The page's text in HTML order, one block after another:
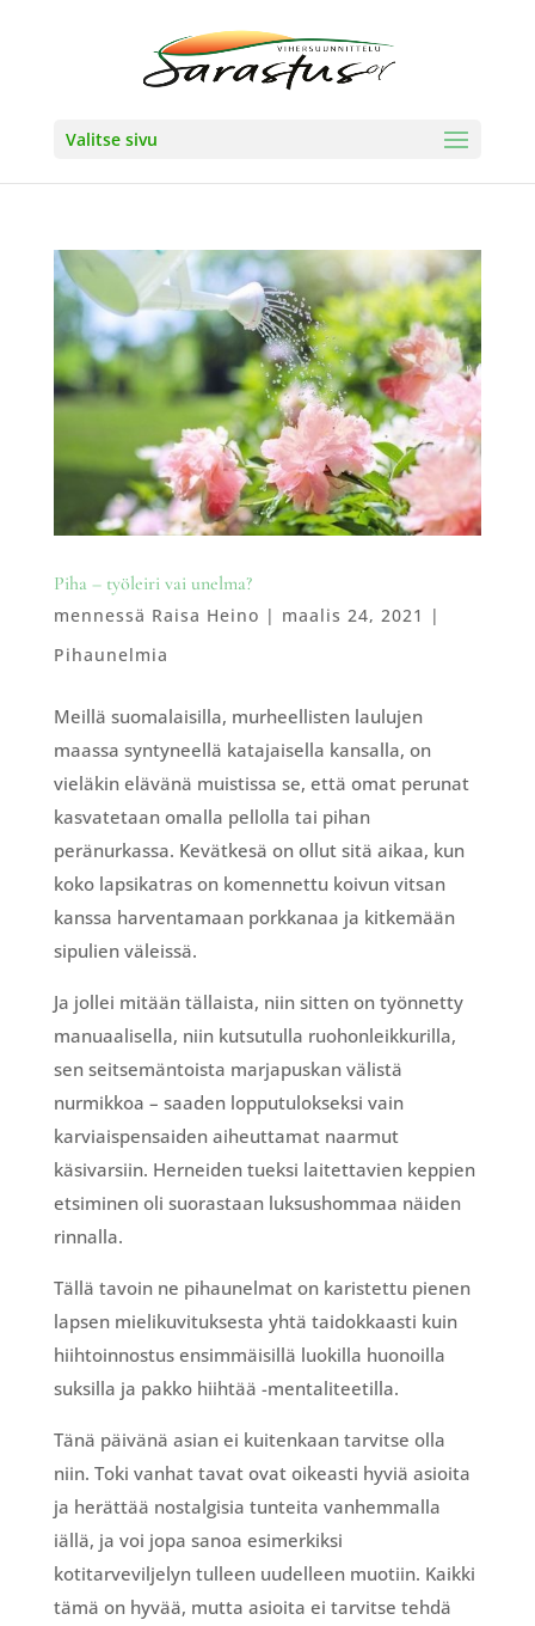
Valitse sivu
Piha – työleiri vai unelma?
mennessä Raisa Heino | maalis 24, 2021
|
Pihaunelmia
Meillä suomalaisilla, murheellisten laulujen
maassa syntyneellä katajaisella kansalla, on
vieläkin elävänä muistissa se, että omat perunat
kasvatetaan omalla pellolla tai pihan
peränurkassa. Kevätkesä on ollut sitä aikaa, kun
koko lapsikatras on komennettu koivun vitsan
kanssa harventamaan porkkanaa ja kitkemään
sipulien väleissä.
Ja jollei mitään tällaista, niin sitten on työnnetty
manuaalisella, niin kutsutulla ruohonleikkurilla,
sen seitsemäntoista marjapuskan välistä
nurmikkoa – saaden lopputulokseksi vain
karviaispensaiden aiheuttamat naarmut
käsivarsiin. Herneiden tueksi laitettavien keppien
etsiminen oli suorastaan luksushommaa näiden
rinnalla.
Tällä tavoin ne pihaunelmat on karistettu pienen
lapsen mielikuvituksesta yhtä taidokkaasti kuin
hiihtoinnostus ensimmäisillä luokilla huonoilla
suksilla ja pakko hiihtää -mentaliteetilla.
Tänä päivänä asian ei kuitenkaan tarvitse olla
niin. Toki vanhat tavat ovat oikeasti hyviä asioita
ja herättää nostalgisia tunteita vanhemmalla
iällä, ja voi jopa sanoa esimerkiksi
kotitarveviljelyn tulleen uudelleen muotiin. Kaikki
tämä on hyvää, mutta asioita ei tarvitse tehdä